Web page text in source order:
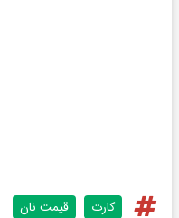
کارت قیمت نان